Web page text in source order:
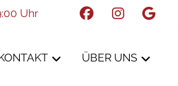
Uhr
ÜBER UNS